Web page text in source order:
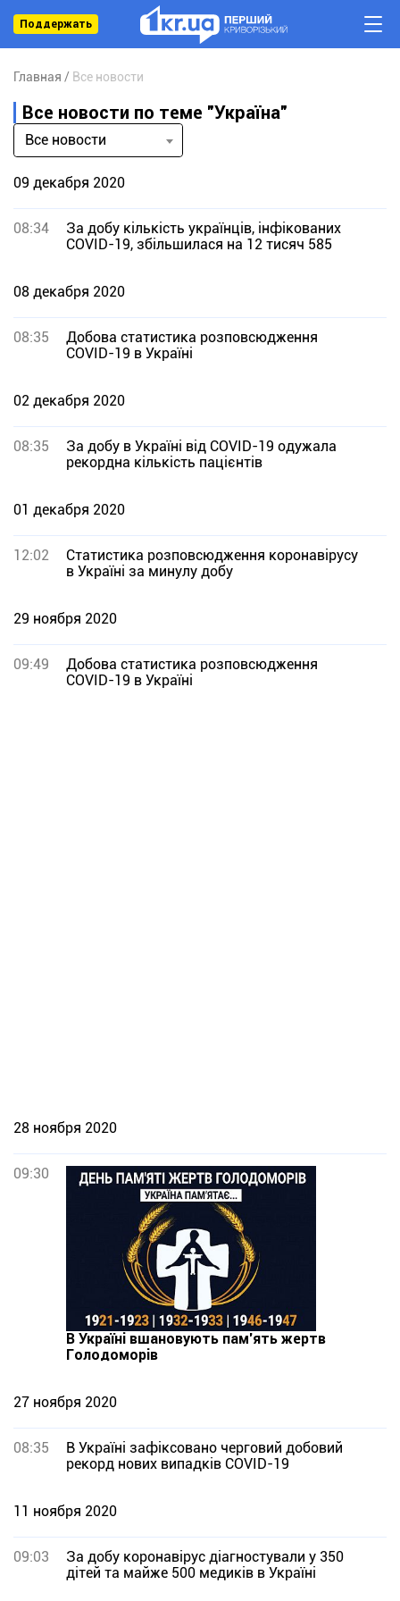
Поддержать
Главная Все новости
Все новости по теме "Україна"
Все новости
09 декабря 2020
08:34
За добу кількість українців, інфікованих
COVID-19, збільшилася на 12 тисяч 585
08 декабря 2020
08:35
Добова статистика розповсюдження
COVID-19 в Україні
02 декабря 2020
08:35
За добу в Україні від COVID-19 одужала
рекордна кількість пацієнтів
01 декабря 2020
12:02
Статистика розповсюдження коронавірусу
в Україні за минулу добу
29 ноября 2020
09:49
Добова статистика розповсюдження
COVID-19 в Україні
28 ноября 2020
09:30
В Україні вшановують пам’ять жертв
Голодоморів
27 ноября 2020
08:35
В Україні зафіксовано черговий добовий
рекорд нових випадків COVID-19
11 ноября 2020
09:03
За добу коронавірус діагностували у 350
дітей та майже 500 медиків в Україні